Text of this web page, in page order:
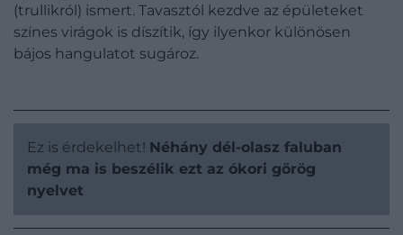
(trullikról) ismert. Tavasztól kezdve az épületeket
színes virágok is díszítik, így ilyenkor különösen
bájos hangulatot sugároz.
Ez is érdekelhet! Néhány dél-olasz faluban
még ma is beszélik ezt az ókori görög
nyelvet